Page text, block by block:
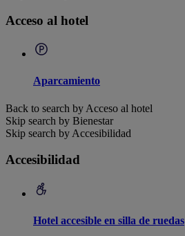
Acceso al hotel
Aparcamiento
Back to search by Acceso al hotel
Skip search by Bienestar
Skip search by Accesibilidad
Accesibilidad
Hotel accesible en silla de ruedas